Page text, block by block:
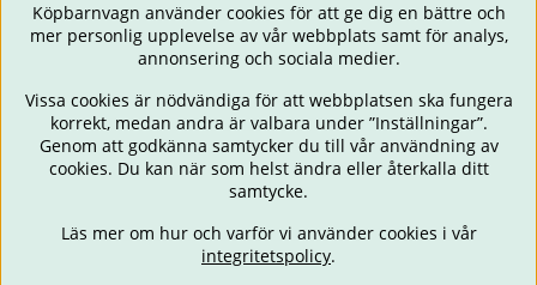
BARNVAGNAR BILSTOLAR BABY ÄTA & MATA
RESA
OUTLET
PRESENTTIPS
Köpbarnvagn använder cookies för att ge dig en bättre och
mer personlig upplevelse av vår webbplats samt för analys,
annonsering och sociala medier.
Vissa cookies är nödvändiga för att webbplatsen ska fungera
korrekt, medan andra är valbara under ”Inställningar”.
Genom att godkänna samtycker du till vår användning av
cookies. Du kan när som helst ändra eller återkalla ditt
samtycke.
Läs mer om hur och varför vi använder cookies i vår
integritetspolicy.